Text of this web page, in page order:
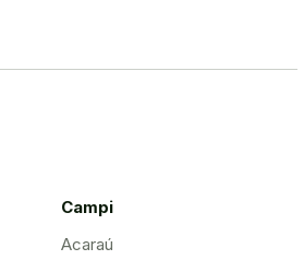
Campi
Acaraú